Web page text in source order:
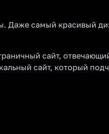
Даже самый красивый
сайт,
сайт, который